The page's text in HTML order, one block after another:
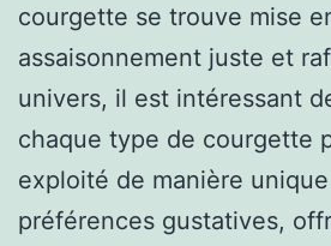
courgette se trouve mise
assaisonnement juste et
univers, il est intéressant
chaque type de courgette
exploité de manière
préférences gustatives,